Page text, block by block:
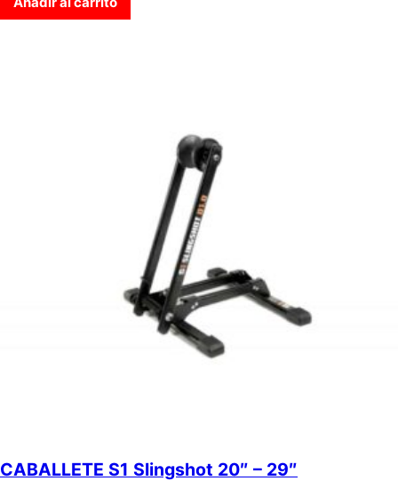
CABALLETE S1 Slingshot 20″ – 29″